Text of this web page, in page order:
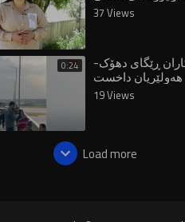
37 Views
0:24 ڕێگای دهۆک-
هەولێریان داخست
19 Views
Load more